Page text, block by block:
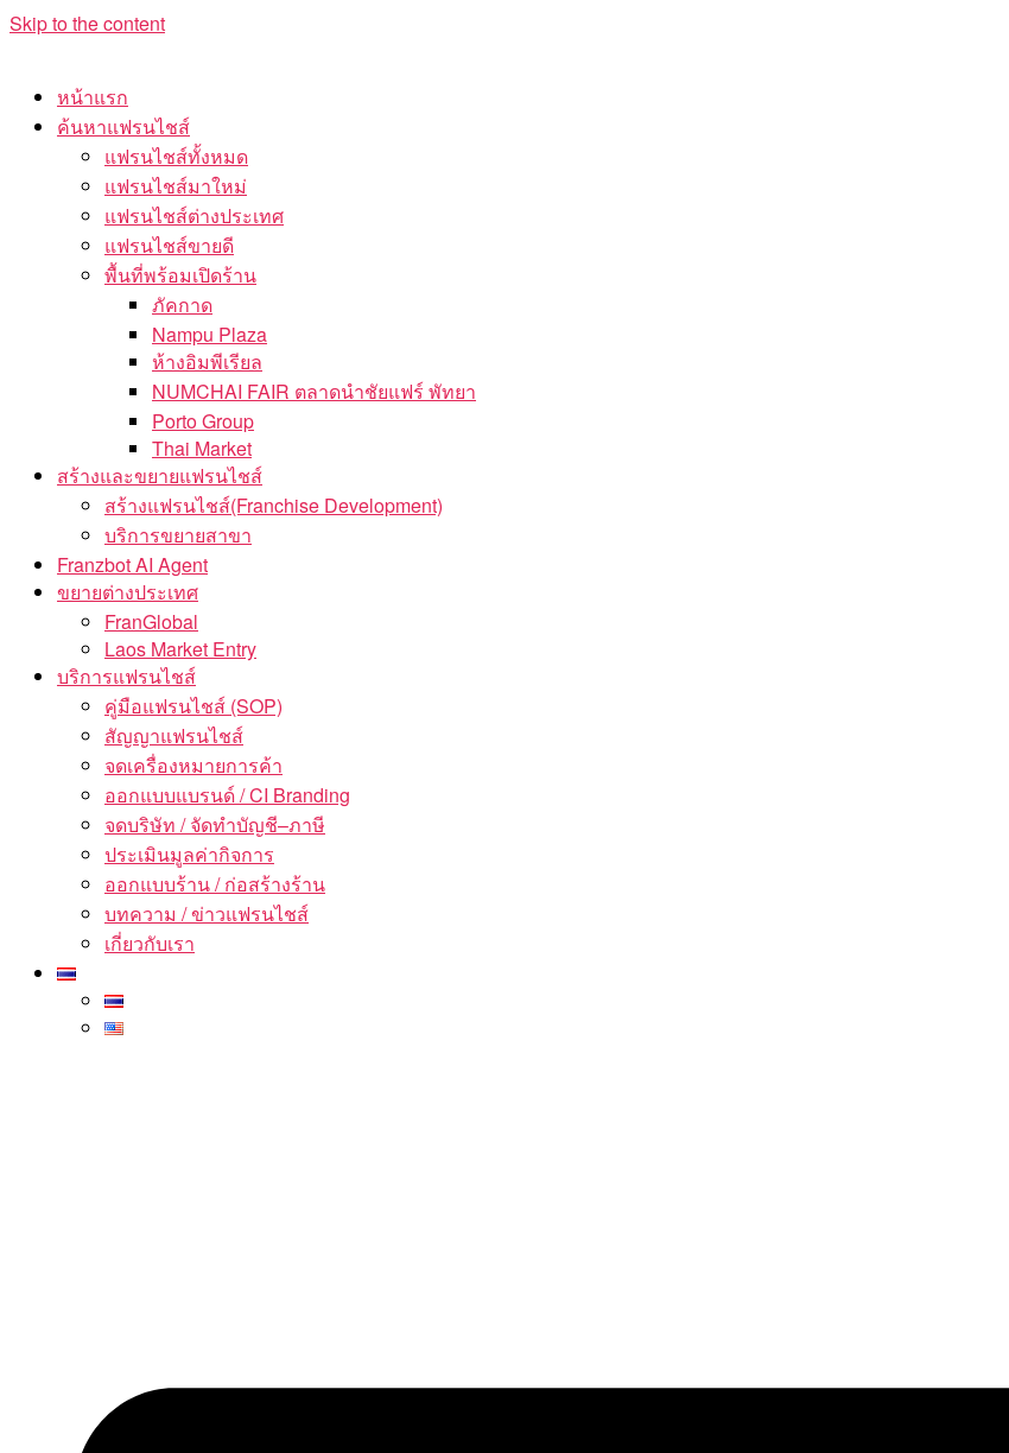
Skip to the content
หน้าแรก
ค้นหาแฟรนไชส์
แฟรนไชส์ทั้งหมด
แฟรนไชส์มาใหม่
แฟรนไชส์ต่างประเทศ
แฟรนไชส์ขายดี
พื้นที่พร้อมเปิดร้าน
ภัคกาด
Nampu Plaza
ห้างอิมพีเรียล
NUMCHAI FAIR ตลาดนำชัยแฟร์ พัทยา
Porto Group
Thai Market
สร้างและขยายแฟรนไชส์
สร้างแฟรนไชส์(Franchise Development)
บริการขยายสาขา
Franzbot AI Agent
ขยายต่างประเทศ
FranGlobal
Laos Market Entry
บริการแฟรนไชส์
คู่มือแฟรนไชส์ (SOP)
สัญญาแฟรนไชส์
จดเครื่องหมายการค้า
ออกแบบแบรนด์ / CI Branding
จดบริษัท / จัดทำบัญชี–ภาษี
ประเมินมูลค่ากิจการ
ออกแบบร้าน / ก่อสร้างร้าน
บทความ / ข่าวแฟรนไชส์
เกี่ยวกับเรา